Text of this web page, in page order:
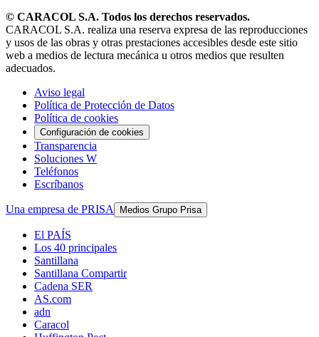
© CARACOL S.A. Todos los derechos reservados.
CARACOL S.A. realiza una reserva expresa de las reproducciones
y usos de las obras y otras prestaciones accesibles desde este sitio
web a medios de lectura mecánica u otros medios que resulten
adecuados.
Aviso legal
Política de Protección de Datos
Política de cookies
Configuración de cookies
Transparencia
Soluciones W
Teléfonos
Escríbanos
Una empresa de PRISA Medios Grupo Prisa
El PAÍS
Los 40 principales
Santillana
Santillana Compartir
Cadena SER
AS.com
adn
Caracol